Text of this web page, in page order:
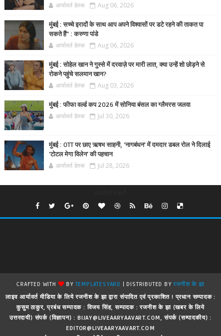
आर्यावर्त डेस्क Aug 06, 2026
मुंबई : सच्चे इरादों के साथ आप अपने विश्वासों पर डटे रहने की ताकत पा
सकते हैं” : करुणा पांडे
आर्यावर्त डेस्क Aug 06, 2026
मुंबई : सोहेल खान ने गुस्से में दरवाज़े पर मारी लात, क्या उन्हें शो छोड़ने से
रोकने पहुंचे सलमान खान?
आर्यावर्त डेस्क Aug 03, 2026
मुंबई : फीफा वर्ल्ड कप 2026 में सोनिया बंसल का ग्लैमरस जलवा
आर्यावर्त डेस्क Jul 30, 2026
मुंबई : OTT पर छाए ऋषभ साहनी, 'नागबंधन' में दमदार डबल रोल ने दिलाई
'टोटल मेगा विलेन' की पहचान
आर्यावर्त डेस्क Jul 28, 2026
CRAFTED WITH BYTEMPLATESYARD | DISTRIBUTED BYरजनीश के झा
लाइव आर्यावर्त मीडिया के लिये रजनीश के झा द्वारा संपादित एवं प्रकाशित ! प्रधान सम्पादक :
कुसुम ठाकुर, प्रबंध सम्पादक : विजय सिंह, सम्पादक : रजनीश के झा (खबर के लिये
उत्तरदायी) संपर्क (विज्ञापन) : BIJAY@LIVEAARYAAVART.COM, संपर्क (सम्पादकीय) :
EDITOR@LIVEAARYAAVART.COM